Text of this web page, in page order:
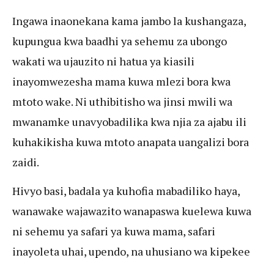
Ingawa inaonekana kama jambo la kushangaza,
kupungua kwa baadhi ya sehemu za ubongo
wakati wa ujauzito ni hatua ya kiasili
inayomwezesha mama kuwa mlezi bora kwa
mtoto wake. Ni uthibitisho wa jinsi mwili wa
mwanamke unavyobadilika kwa njia za ajabu ili
kuhakikisha kuwa mtoto anapata uangalizi bora
zaidi.
Hivyo basi, badala ya kuhofia mabadiliko haya,
wanawake wajawazito wanapaswa kuelewa kuwa
ni sehemu ya safari ya kuwa mama, safari
inayoleta uhai, upendo, na uhusiano wa kipekee